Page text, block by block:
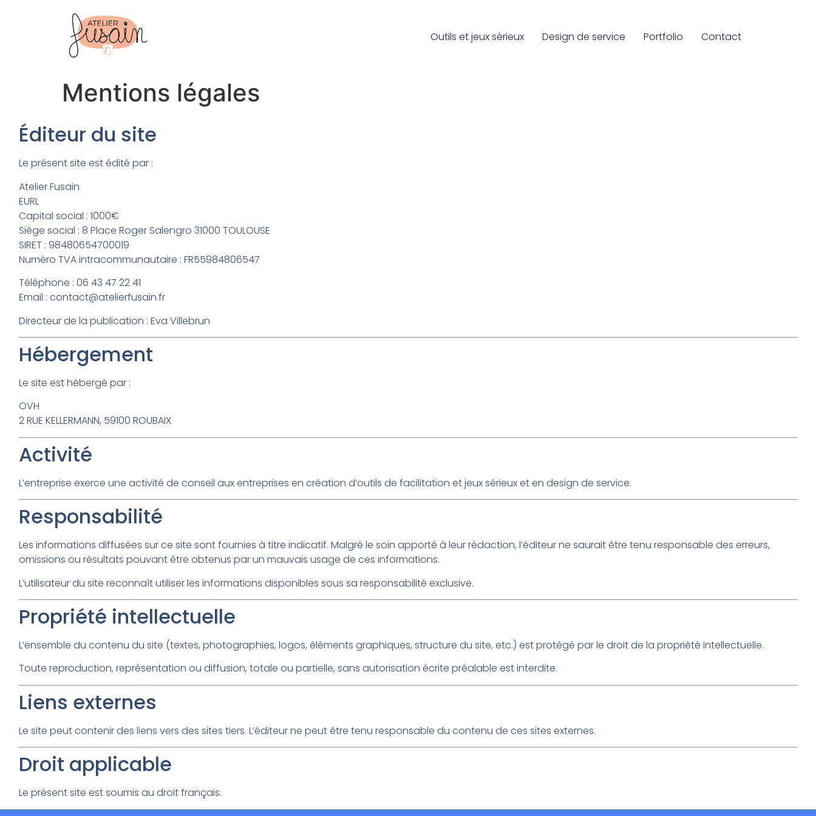
Outils et jeux sérieux Design de service Portfolio Contact
Mentions légales
Éditeur du site
Le présent site est édité par :
Atelier Fusain
EURL
Capital social : 1000€
Siège social : 8 Place Roger Salengro 31000 TOULOUSE
SIRET : 98480654700019
Numéro TVA intracommunautaire : FR55984806547
Téléphone : 06 43 47 22 41
Email : contact@atelierfusain.fr
Directeur de la publication : Eva Villebrun
Hébergement
Le site est hébergé par :
OVH
2 RUE KELLERMANN, 59100 ROUBAIX
Activité
L’entreprise exerce une activité de conseil aux entreprises en création d’outils de facilitation et jeux sérieux et en design de service.
Responsabilité
Les informations diffusées sur ce site sont fournies à titre indicatif. Malgré le soin apporté à leur rédaction, l’éditeur ne saurait être tenu responsable des erreurs,
omissions ou résultats pouvant être obtenus par un mauvais usage de ces informations.
L’utilisateur du site reconnaît utiliser les informations disponibles sous sa responsabilité exclusive.
Propriété intellectuelle
L’ensemble du contenu du site (textes, photographies, logos, éléments graphiques, structure du site, etc.) est protégé par le droit de la propriété intellectuelle.
Toute reproduction, représentation ou diffusion, totale ou partielle, sans autorisation écrite préalable est interdite.
Liens externes
Le site peut contenir des liens vers des sites tiers. L’éditeur ne peut être tenu responsable du contenu de ces sites externes.
Droit applicable
Le présent site est soumis au droit français.